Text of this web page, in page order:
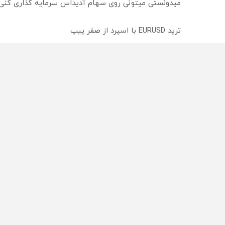
میدونستی میتونی روی سهام آدیداس سرمایه گذاری
ترید EURUSD با اسپرد از صفر پیپ